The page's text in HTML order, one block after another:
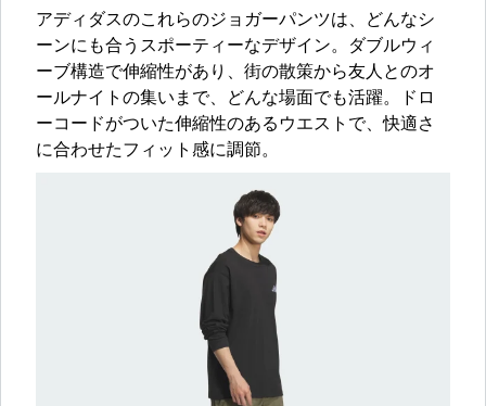
アディダスのこれらのジョガーパンツは、どんなシ
ーンにも合うスポーティーなデザイン。ダブルウィ
ーブ構造で伸縮性があり、街の散策から友人とのオ
ールナイトの集いまで、どんな場面でも活躍。ドロ
ーコードがついた伸縮性のあるウエストで、快適さ
に合わせたフィット感に調節。